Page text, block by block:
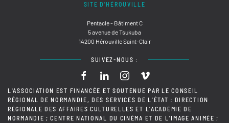
SITE D'HÉROUVILLE
Pentacle - Bâtiment C
5 avenue de Tsukuba
14200 Hérouville Saint-Clair
SUIVEZ-NOUS :
L'ASSOCIATION EST FINANCÉE ET SOUTENUE PAR LE CONSEIL
RÉGIONAL DE NORMANDIE, DES SERVICES DE L'ÉTAT : DIRECTION
RÉGIONALE DES AFFAIRES CULTURELLES ET L'ACADÉMIE DE
NORMANDIE ; CENTRE NATIONAL DU CINÉMA ET DE L'IMAGE ANIMÉE ;